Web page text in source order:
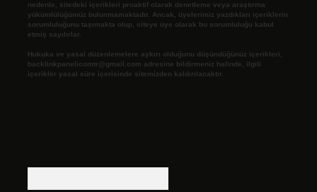
nedenle, sitedeki içerikleri proaktif olarak denetleme veya araştırma
yükümlülüğümüz bulunmamaktadır. Ancak, üyelerimiz yazdıkları içeriklerin
sorumluluğunu taşımakta olup, siteye üye olarak bu sorumluluğu kabul
etmiş sayılırlar.
Hukuka ve yasal düzenlemelere aykırı olduğunu düşündüğünüz içerikleri,
backlinkpanelicomtr@gmail.com adresine bildirmeniz halinde, ilgili
içerikler yasal süre içerisinde sitemizden kaldırılacaktır.